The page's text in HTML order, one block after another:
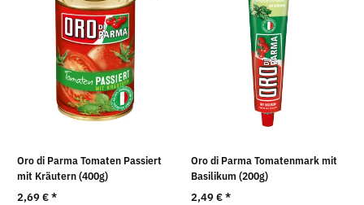
Oro di Parma Tomaten Passiert
mit Kräutern (400g)
2,69 €*
Oro di Parma Tomatenmark mit
Basilikum (200g)
2,49 €*